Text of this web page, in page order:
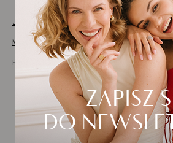
Jak dbać o biżuterię
Masz pytania? Zapytaj!
Prezentowana cena jest ceną brutto